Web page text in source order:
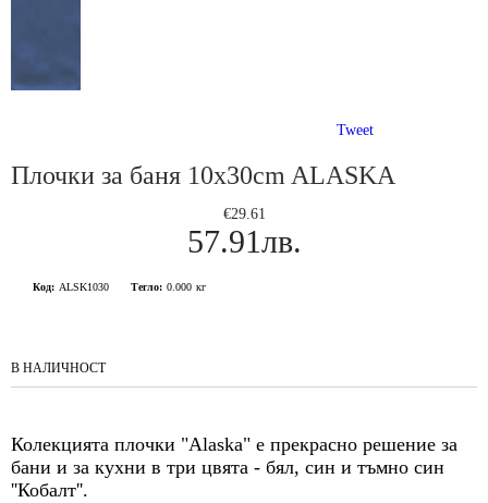
Tweet
Плочки за баня 10x30cm ALASKA
€29.61
57.91лв.
Код: ALSK1030 Тегло: 0.000 кг
В НАЛИЧНОСТ
Колекцията плочки "Alaska" е прекрасно решение за
бани и за кухни в три цвята - бял, син и тъмно син
''Кобалт''.